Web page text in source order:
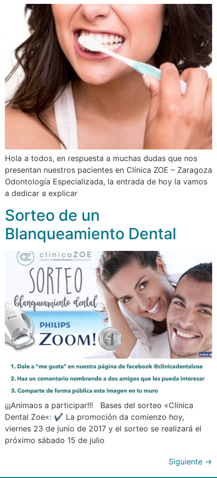
Hola a todos, en respuesta a muchas dudas que nos
presentan nuestros pacientes en Clínica ZOE – Zaragoza
Odontología Especializada, la entrada de hoy la vamos
a dedicar a explicar
Sorteo de un
Blanqueamiento Dental
¡¡¡Animaos a participar!!! Bases del sorteo «Clínica
Dental Zoe«: ✔ La promoción da comienzo hoy,
viernes 23 de junio de 2017 y el sorteo se realizará el
próximo sábado 15 de julio
Siguiente →